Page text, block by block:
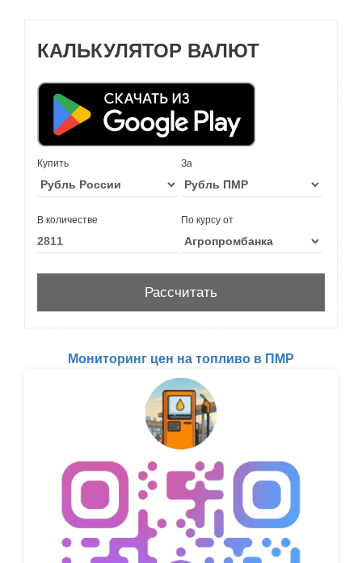
КАЛЬКУЛЯТОР ВАЛЮТ
Купить За
В количестве По курсу от
Мониторинг цен на топливо в ПМР